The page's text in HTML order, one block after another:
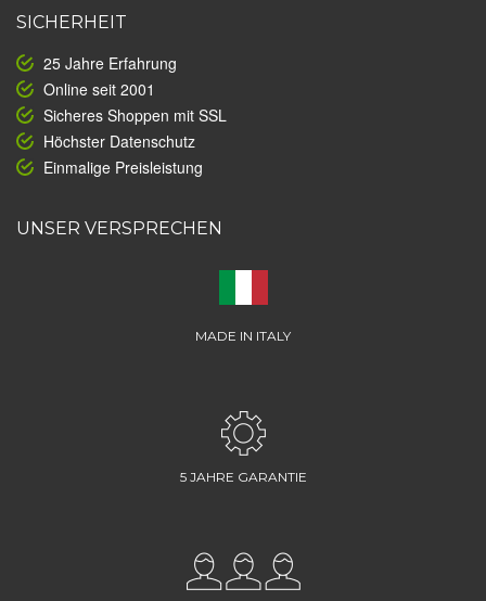
SICHERHEIT
25 Jahre Erfahrung
Online seit 2001
Sicheres Shoppen mit SSL
Höchster Datenschutz
Einmalige Preisleistung
UNSER VERSPRECHEN
MADE IN ITALY
5 JAHRE GARANTIE